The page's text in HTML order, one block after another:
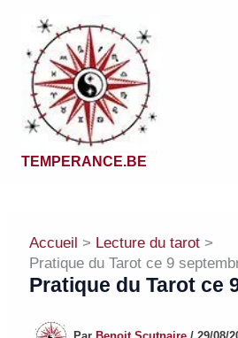
contenu
TEMPERANCE.BE
Accueil
Lecture du tarot
Pratique du Tarot ce 9
Pratique du Tarot ce